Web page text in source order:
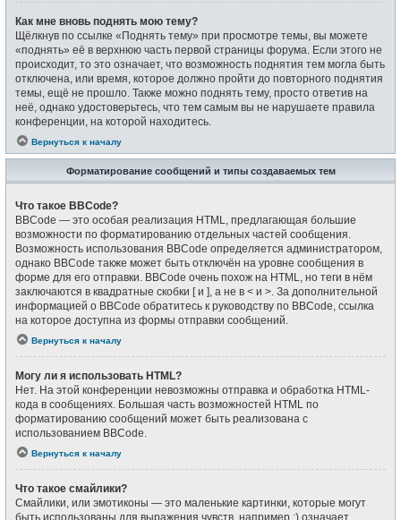
Как мне вновь поднять мою тему?
Щёлкнув по ссылке «Поднять тему» при просмотре темы, вы можете
«поднять» её в верхнюю часть первой страницы форума. Если этого не
происходит, то это означает, что возможность поднятия тем могла быть
отключена, или время, которое должно пройти до повторного поднятия
темы, ещё не прошло. Также можно поднять тему, просто ответив на
неё, однако удостоверьтесь, что тем самым вы не нарушаете правила
конференции, на которой находитесь.
Вернуться к началу
Форматирование сообщений и типы создаваемых тем
Что такое BBCode?
BBCode — это особая реализация HTML, предлагающая большие
возможности по форматированию отдельных частей сообщения.
Возможность использования BBCode определяется администратором,
однако BBCode также может быть отключён на уровне сообщения в
форме для его отправки. BBCode очень похож на HTML, но теги в нём
заключаются в квадратные скобки [ и ], а не в < и >. За дополнительной
информацией о BBCode обратитесь к руководству по BBCode, ссылка
на которое доступна из формы отправки сообщений.
Вернуться к началу
Могу ли я использовать HTML?
Нет. На этой конференции невозможны отправка и обработка HTML-
кода в сообщениях. Большая часть возможностей HTML по
форматированию сообщений может быть реализована с
использованием BBCode.
Вернуться к началу
Что такое смайлики?
Смайлики, или эмотиконы — это маленькие картинки, которые могут
быть использованы для выражения чувств, например :) означает